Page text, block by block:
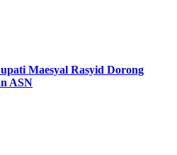
Maesyal Rasyid Dorong
ASN